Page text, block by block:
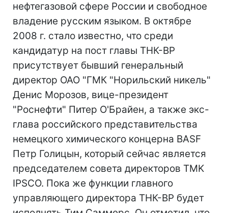
нефтегазовой сфере России и свободное
владение русским языком. В октябре
2008 г. стало известно, что среди
кандидатур на пост главы ТНК-ВР
присутствует бывший генеральный
директор ОАО "ГМК "Норильский никель"
Денис Морозов, вице-президент
"Роснефти" Питер О'Брайен, а также экс-
глава российского представительства
немецкого химического концерна BASF
Петр Голицын, который сейчас является
председателем совета директоров TMK
IPSCO. Пока же функции главного
управляющего директора ТНК-ВР будет